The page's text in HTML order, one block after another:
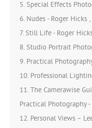
5. Special Effects
6. Nudes - Roger Hicks
7. Still Life - Roger
8. Studio Portrait
9. Practical
10. Professional
11. The Camerawise
Practical Photography
12. Personal Views –